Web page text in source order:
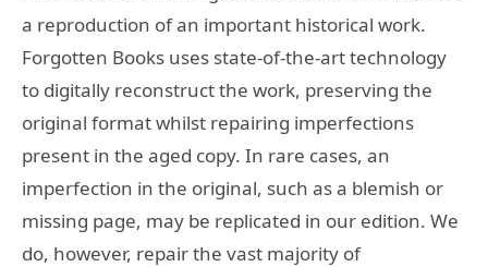
a reproduction of an important historical work.
Forgotten Books uses state-of-the-art technology
to digitally reconstruct the work, preserving the
original format whilst repairing imperfections
present in the aged copy. In rare cases, an
imperfection in the original, such as a blemish or
missing page, may be replicated in our edition. We
do, however, repair the vast majority of